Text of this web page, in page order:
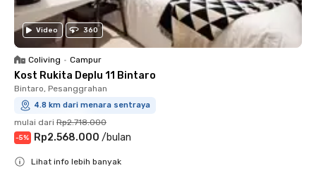
Video 360
Coliving • Campur
Kost Rukita Deplu 11 Bintaro
Bintaro, Pesanggrahan
4.8 km dari menara sentraya
mulai dari Rp2.718.000
-5% Rp2.568.000 /bulan
Lihat info lebih banyak